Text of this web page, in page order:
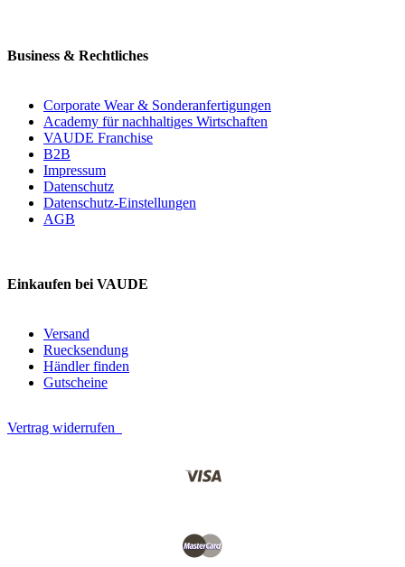
Business & Rechtliches
Corporate Wear & Sonderanfertigungen
Academy für nachhaltiges Wirtschaften
VAUDE Franchise
B2B
Impressum
Datenschutz
Datenschutz-Einstellungen
AGB
Einkaufen bei VAUDE
Versand
Ruecksendung
Händler finden
Gutscheine
Vertrag widerrufen